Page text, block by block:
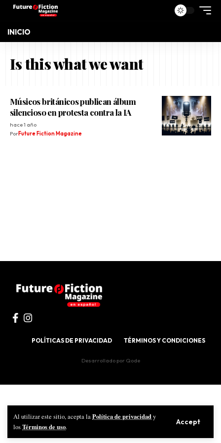
Al utilizar este sitio, acepta laPolítica de privacidady
losTérminos de uso.
Accept
INICIO
Is this what we want
Músicos británicos publican álbum
silencioso en protesta contra la IA
hace 1 año
PorFuture Fiction Magazine
POLÍTICAS DE PRIVACIDAD TÉRMINOS Y CONDICIONES
Desarrollado por Qode